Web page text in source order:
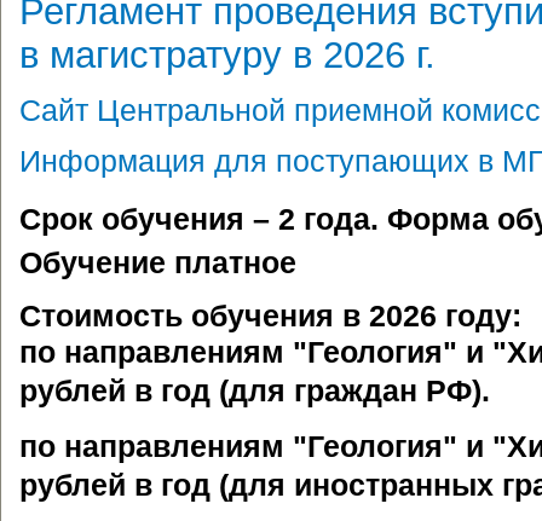
Регламент проведения
в магистратуру в 2026 г.
Сайт Центральной приемной
Информация для поступающих в
Срок обучения – 2 года. Форма
Обучение платное
Стоимость обучения в 2026 году:
по направлениям "Геология" и
рублей в год (для граждан РФ).
по направлениям "Геология" и
рублей в год (для иностранных